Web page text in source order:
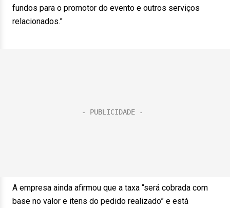
fundos para o promotor do evento e outros serviços
relacionados.”
A empresa ainda afirmou que a taxa “será cobrada com
base no valor e itens do pedido realizado” e está